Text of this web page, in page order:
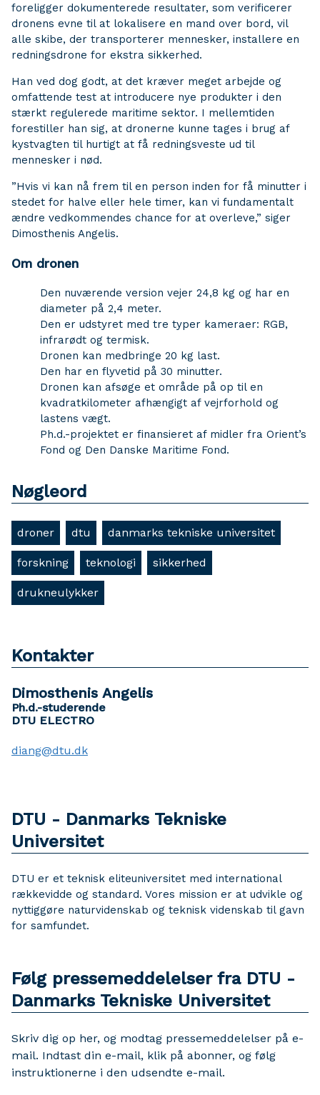
foreligger dokumenterede resultater, som verificerer
dronens evne til at lokalisere en mand over bord, vil
alle skibe, der transporterer mennesker, installere en
redningsdrone for ekstra sikkerhed.
Han ved dog godt, at det kræver meget arbejde og
omfattende test at introducere nye produkter i den
stærkt regulerede maritime sektor. I mellemtiden
forestiller han sig, at dronerne kunne tages i brug af
kystvagten til hurtigt at få redningsveste ud til
mennesker i nød.
”Hvis vi kan nå frem til en person inden for få minutter i
stedet for halve eller hele timer, kan vi fundamentalt
ændre vedkommendes chance for at overleve,” siger
Dimosthenis Angelis.
Om dronen
Den nuværende version vejer 24,8 kg og har en
diameter på 2,4 meter.
Den er udstyret med tre typer kameraer: RGB,
infrarødt og termisk.
Dronen kan medbringe 20 kg last.
Den har en flyvetid på 30 minutter.
Dronen kan afsøge et område på op til en
kvadratkilometer afhængigt af vejrforhold og
lastens vægt.
Ph.d.-projektet er finansieret af midler fra Orient’s
Fond og Den Danske Maritime Fond.
Nøgleord
droner dtu danmarks tekniske universitet
forskning teknologi sikkerhed
drukneulykker
Kontakter
Dimosthenis Angelis
Ph.d.-studerende
DTU ELECTRO
diang@dtu.dk
DTU - Danmarks Tekniske
Universitet
DTU er et teknisk eliteuniversitet med international
rækkevidde og standard. Vores mission er at udvikle og
nyttiggøre naturvidenskab og teknisk videnskab til gavn
for samfundet.
Følg pressemeddelelser fra DTU -
Danmarks Tekniske Universitet
Skriv dig op her, og modtag pressemeddelelser på e-
mail. Indtast din e-mail, klik på abonner, og følg
instruktionerne i den udsendte e-mail.